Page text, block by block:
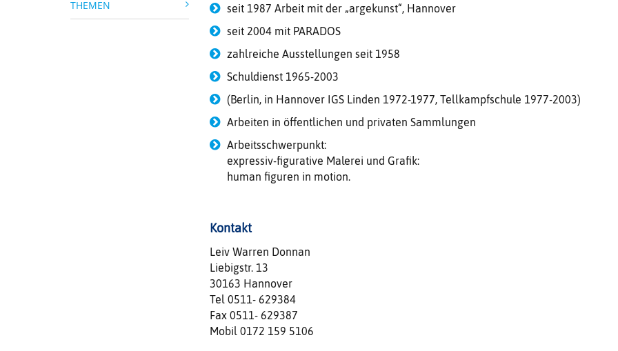
THEMEN
seit 1987 Arbeit mit der „argekunst“, Hannover
seit 2004 mit PARADOS
zahlreiche Ausstellungen seit 1958
Schuldienst 1965-2003
(Berlin, in Hannover IGS Linden 1972-1977, Tellkampfschule 1977-2003)
Arbeiten in öffentlichen und privaten Sammlungen
Arbeitsschwerpunkt:
expressiv-figurative Malerei und Grafik:
human figuren in motion.
Kontakt
Leiv Warren Donnan
Liebigstr. 13
30163 Hannover
Tel 0511- 629384
Fax 0511- 629387
Mobil 0172 159 5106